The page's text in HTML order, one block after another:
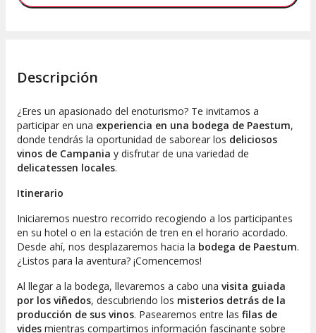
Descripción
¿Eres un apasionado del enoturismo? Te invitamos a
participar en una experiencia en una bodega de Paestum,
donde tendrás la oportunidad de saborear los deliciosos
vinos de Campania y disfrutar de una variedad de
delicatessen locales.
Itinerario
Iniciaremos nuestro recorrido recogiendo a los participantes
en su hotel o en la estación de tren en el horario acordado.
Desde ahí, nos desplazaremos hacia la bodega de Paestum.
¿Listos para la aventura? ¡Comencemos!
Al llegar a la bodega, llevaremos a cabo una visita guiada
por los viñedos, descubriendo los misterios detrás de la
producción de sus vinos. Pasearemos entre las filas de
vides mientras compartimos información fascinante sobre